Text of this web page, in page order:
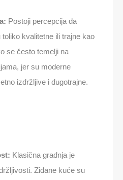
Postoji percepcija da
kvalitetne ili trajne kao
se često temelji na
jer su moderne
izdržljive i dugotrajne.
Klasična gradnja je
Zidane kuće su